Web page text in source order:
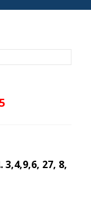
3,4,9,6, 27, 8,